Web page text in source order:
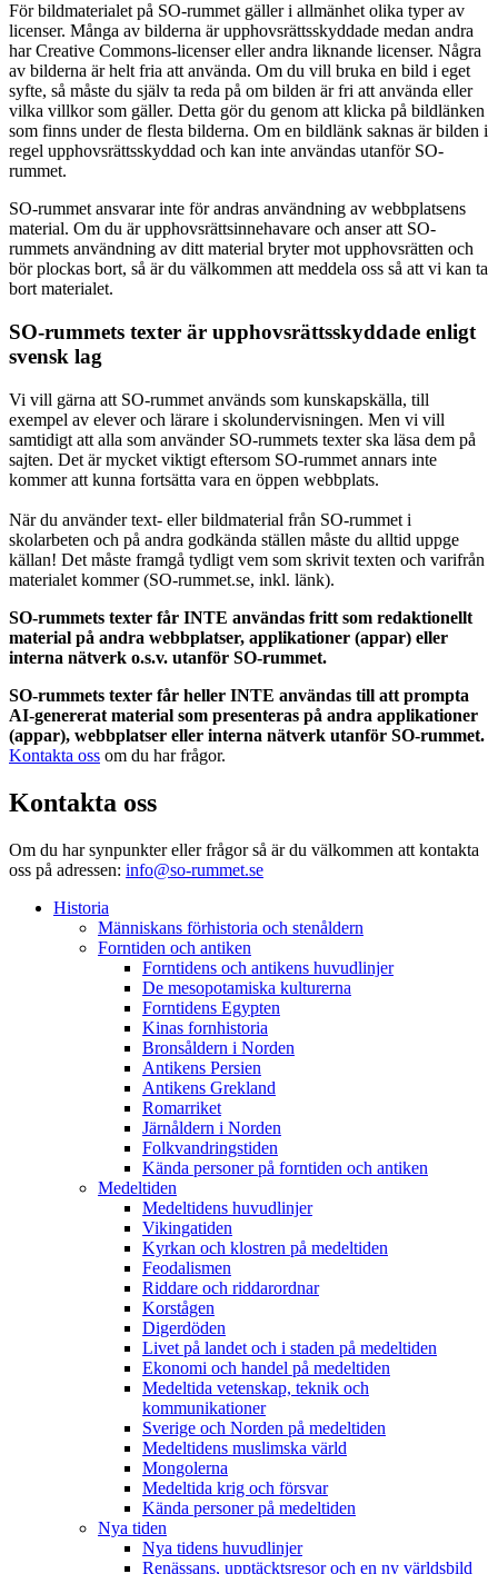
För bildmaterialet på SO-rummet gäller i allmänhet olika typer av
licenser. Många av bilderna är upphovsrättsskyddade medan andra
har Creative Commons-licenser eller andra liknande licenser. Några
av bilderna är helt fria att använda. Om du vill bruka en bild i eget
syfte, så måste du själv ta reda på om bilden är fri att använda eller
vilka villkor som gäller. Detta gör du genom att klicka på bildlänken
som finns under de flesta bilderna. Om en bildlänk saknas är bilden i
regel upphovsrättsskyddad och kan inte användas utanför SO-
rummet.
SO-rummet ansvarar inte för andras användning av webbplatsens
material. Om du är upphovsrättsinnehavare och anser att SO-
rummets användning av ditt material bryter mot upphovsrätten och
bör plockas bort, så är du välkommen att meddela oss så att vi kan ta
bort materialet.
SO-rummets texter är upphovsrättsskyddade enligt
svensk lag
Vi vill gärna att SO-rummet används som kunskapskälla, till
exempel av elever och lärare i skolundervisningen. Men vi vill
samtidigt att alla som använder SO-rummets texter ska läsa dem på
sajten. Det är mycket viktigt eftersom SO-rummet annars inte
kommer att kunna fortsätta vara en öppen webbplats.
När du använder text- eller bildmaterial från SO-rummet i
skolarbeten och på andra godkända ställen måste du alltid uppge
källan! Det måste framgå tydligt vem som skrivit texten och varifrån
materialet kommer (SO-rummet.se, inkl. länk).
SO-rummets texter får INTE användas fritt som redaktionellt
material på andra webbplatser, applikationer (appar) eller
interna nätverk o.s.v. utanför SO-rummet.
SO-rummets texter får heller INTE användas till att prompta
AI-genererat material som presenteras på andra applikationer
(appar), webbplatser eller interna nätverk utanför SO-rummet.
Kontakta oss om du har frågor.
Kontakta oss
Om du har synpunkter eller frågor så är du välkommen att kontakta
oss på adressen: info@so-rummet.se
Historia
Människans förhistoria och stenåldern
Forntiden och antiken
Forntidens och antikens huvudlinjer
De mesopotamiska kulturerna
Forntidens Egypten
Kinas fornhistoria
Bronsåldern i Norden
Antikens Persien
Antikens Grekland
Romarriket
Järnåldern i Norden
Folkvandringstiden
Kända personer på forntiden och antiken
Medeltiden
Medeltidens huvudlinjer
Vikingatiden
Kyrkan och klostren på medeltiden
Feodalismen
Riddare och riddarordnar
Korstågen
Digerdöden
Livet på landet och i staden på medeltiden
Ekonomi och handel på medeltiden
Medeltida vetenskap, teknik och
kommunikationer
Sverige och Norden på medeltiden
Medeltidens muslimska värld
Mongolerna
Medeltida krig och försvar
Kända personer på medeltiden
Nya tiden
Nya tidens huvudlinjer
Renässans, upptäcktsresor och en ny världsbild